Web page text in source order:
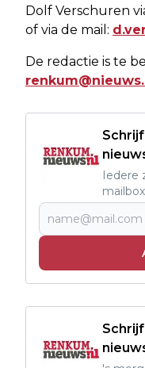
Dolf Verschuren
of via de mail:
De redactie is te
Iedere
mailbox